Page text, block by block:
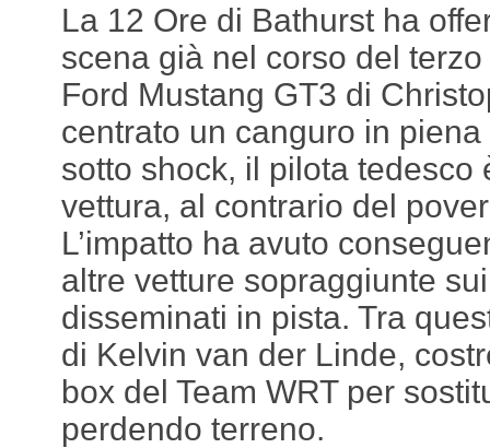
La 12 Ore di Bathurst ha
scena già nel corso del
Ford Mustang GT3 di
centrato un canguro in
sotto shock, il pilota tedesco
vettura, al contrario del
L’impatto ha avuto
altre vetture sopraggiunte
disseminati in pista. Tra
di Kelvin van der Linde,
box del Team WRT per
perdendo terreno.